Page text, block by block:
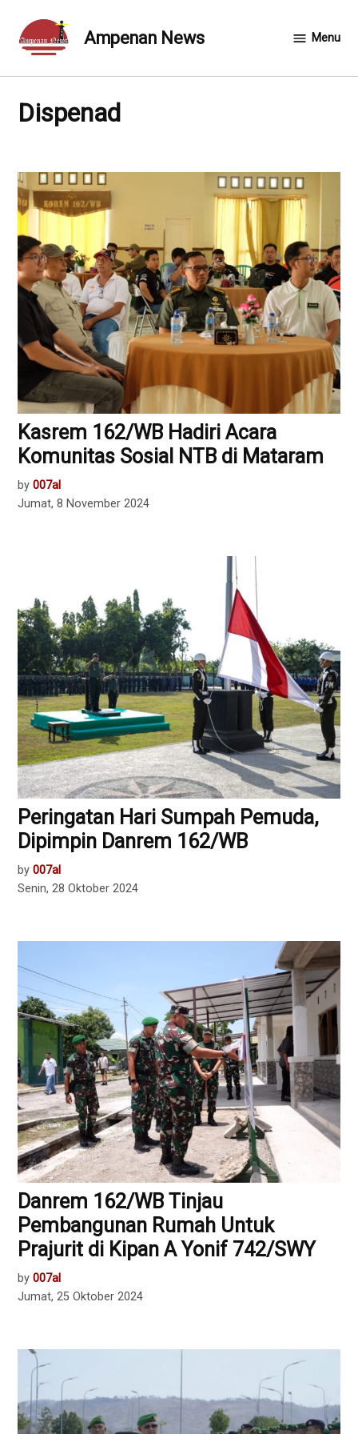
content
Ampenan News Menu
Dispenad
Kasrem 162/WB Hadiri Acara
Komunitas Sosial NTB di Mataram
by 007al
Jumat, 8 November 2024
Peringatan Hari Sumpah Pemuda,
Dipimpin Danrem 162/WB
by 007al
Senin, 28 Oktober 2024
Danrem 162/WB Tinjau
Pembangunan Rumah Untuk
Prajurit di Kipan A Yonif 742/SWY
by 007al
Jumat, 25 Oktober 2024